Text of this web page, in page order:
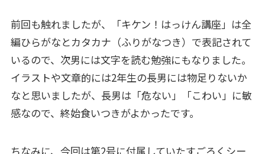
前回も触れましたが、「キケン！はっけん講座」は全
編ひらがなとカタカナ（ふりがなつき）で表記されて
いるので、次男には文字を読む勉強にもなりました。
イラストや文章的には2年生の長男には物足りないか
なと思いましたが、長男は「危ない」「こわい」に敏
感なので、終始食いつきがよかったです。
ちなみに、今回は第2号に付属していたすごろくシー